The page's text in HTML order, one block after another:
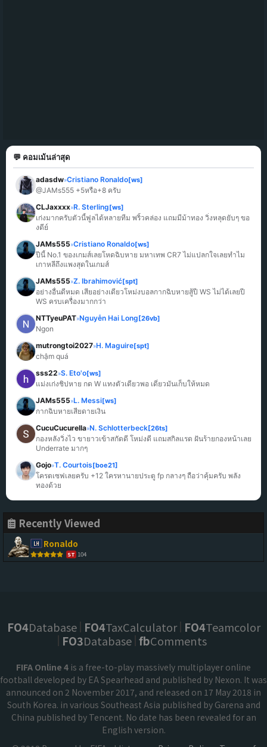
💬 คอมเม้นล่าสุด
adasdw»Cristiano Ronaldo[ws]
@JAMs555 +5หรือ+8 ครับ
CLJaxxxx»R. Sterling[ws]
เก่งมากครับตัวนี้ฟูลได้หลายทีม พริ้วคล่อง แถมมีม้าทอง วิ่งหลุดยับๆ ขอ
งดีย์
JAMs555»Cristiano Ronaldo[ws]
ปีนี้ No.1 ของเกมส์เลยโหดฉิบหาย มหาเทพ CR7 ไม่แปลกใจเลยทำไม
เกาหลีถึงแพงสุดในเกมส์
JAMs555»Z. Ibrahimović[spt]
อย่างอื่นดีหมด เสียอย่างเดียวโหม่งบอลกากฉิบหายสู้ปี WS ไม่ได้เลยปี
WS ครบเครื่องมากกว่า
NTTyeuPAT»Nguyễn Hai Long[26vb]
Ngon
mutrongtoi2027»H. Maguire[spt]
chậm quá
sss22»S. Eto'o[ws]
แม่งเก่งชิปหาย กด W แทงตัวเดียวพอ เดี๋ยวมันเก็บให้หมด
JAMs555»L. Messi[ws]
กากฉิบหายเสียดายเงิน
CucuCucurella»N. Schlotterbeck[26ts]
กองหลังวิ่งไว ขายาวเข้าสกัดดี โหม่งดี แถมสกิลแรด ฝันร้ายกองหน้าเลย
Underrate มากๆ
Gojo»T. Courtois[boe21]
โครตเซฟเลยครับ +12 ใครหานายประตู fp กลางๆ ถือว่าคุ้มครับ พลัง
ทองด้วย
Recently Viewed
Ronaldo
ST 104
FO4Database FO4TaxCalculator FO4Teamcolor
FO3Database fbComments
FIFA Online 4 is a free-to-play massively multiplayer online
football developed by EA Spearhead and published by Nexon. It was
announced on 2 November 2017, and released on 17 May 2018 in
South Korea. in various Southeast Asia published by Garena and
China published by Tencent. No date has been revealed for an
English version.